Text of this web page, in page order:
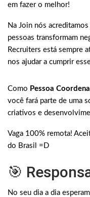
em fazer o melhor!
Na Join nós
pessoas transformam
Recruiters está sempre
nos ajudar a cumprir
Como Pessoa
você fará parte de uma
criativos e
Vaga 100% remota!
do Brasil =D
🎯
No seu dia a dia